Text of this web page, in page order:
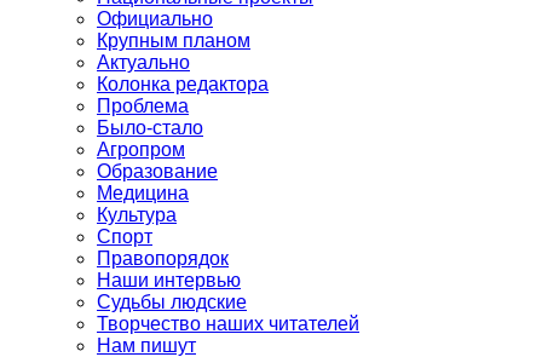
Официально
Крупным планом
Актуально
Колонка редактора
Проблема
Было-стало
Агропром
Образование
Медицина
Культура
Спорт
Правопорядок
Наши интервью
Судьбы людские
Творчество наших читателей
Нам пишут